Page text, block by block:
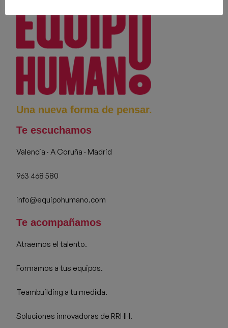
Una nueva forma de pensar.
Te escuchamos
Valencia · A Coruña · Madrid
963 468 580
info@equipohumano.com
Te acompañamos
Atraemos el talento.
Formamos a tus equipos.
Teambuilding a tu medida.
Soluciones innovadoras de RRHH.